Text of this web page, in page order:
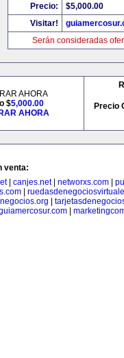
Precio:
$5,000.00
Visitar!
Serán consideradas
AHORA
$5,000.00
AHORA
Precio
venta:
| canjes.net| networxs.com